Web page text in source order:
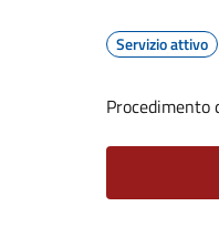
Servizio attivo
Procedimento